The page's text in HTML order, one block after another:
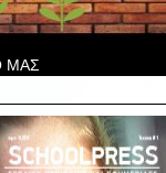
ΜΑΣ